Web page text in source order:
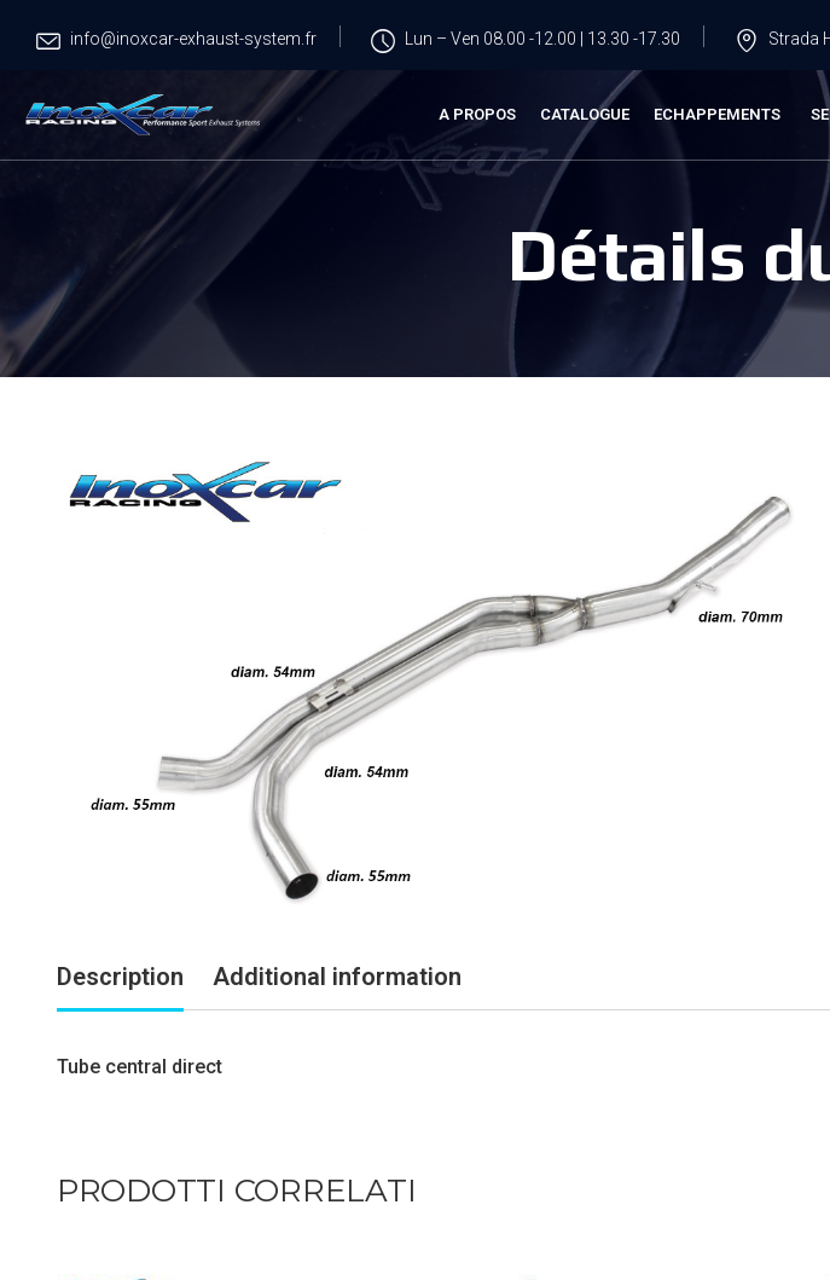
info@inoxcar-exhaust-system.fr Lun – Ven 08.00 -12.00 | 13.30 -17.30 Strada
A PROPOS CATALOGUE ECHAPPEMENTS
Détails
Description Additional information
Tube central direct
PRODOTTI CORRELATI